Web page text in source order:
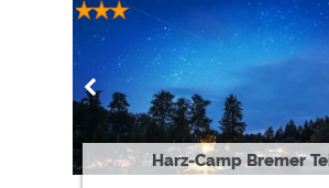
Harz-Camp Bremer